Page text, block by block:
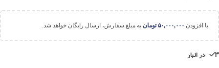
با افزودن ۵۰,۰۰۰,۰۰۰ تومان به مبلغ سفارش، ارسال رایگان خواهد شد.
3 در انبار